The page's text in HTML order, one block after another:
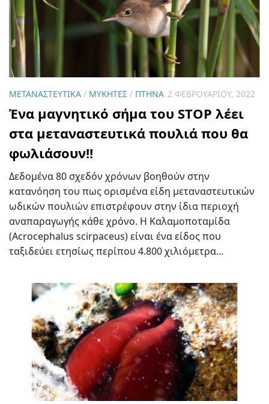
ΜΕΤΑΝΑΣΤΕΥΤΙΚΆ / ΜΎΚΗΤΕΣ / ΠΤΗΝΆ 2 ΦΕΒΡΟΥΑΡΊΟΥ, 2022
Ένα μαγνητικό σήμα του STOP λέει
στα μεταναστευτικά πουλιά που θα
φωλιάσουν!!
Δεδομένα 80 σχεδόν χρόνων βοηθούν στην
κατανόηση του πως ορισμένα είδη μεταναστευτικών
ωδικών πουλιών επιστρέφουν στην ίδια περιοχή
αναπαραγωγής κάθε χρόνο. Η Καλαμοποταμίδα
(Acrocephalus scirpaceus) είναι ένα είδος που
ταξιδεύει ετησίως περίπου 4.800 χιλιόμετρα...